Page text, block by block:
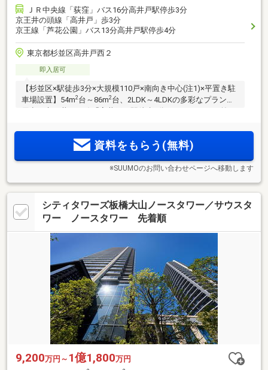
ＪＲ中央線「荻窪」バス16分高井戸駅停歩3分
京王井の頭線「高井戸」歩3分
京王線「芦花公園」バス13分高井戸駅停歩4分
東京都杉並区高井戸西２
即入居可
【杉並区×駅徒歩3分×大規模110戸×南向き中心(注1)×平置き駐
車場設置】54m2 台～86m2 台、2LDK～4LDKの多彩なプランを
化。渋谷へ18分、吉祥寺へ9分と快適な通勤利便を叶える邸宅
資料をもらう(無料)
※SUUMOのお問い合わせページへ移動します
シティタワーズ板橋大山ノースタワー／サウスタ
ワー ノースタワー 先着順
9,200万円～ 1億1,800万円